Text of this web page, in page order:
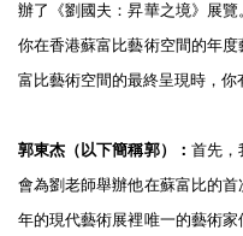
辦了《劉國夫：昇華之境》展
你在香港蘇富比藝術空間的年
富比藝術空間的最終呈現時，你
郭東杰（以下簡稱郭）： 首先，
會為劉老師舉辦他在蘇富比的
年的現代藝術展裡唯一的藝術